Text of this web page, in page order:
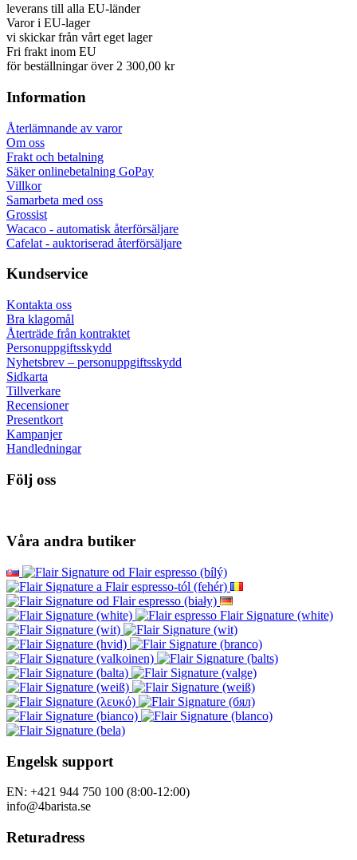
leverans till alla EU-länder
Varor i EU-lager
vi skickar från vårt eget lager
Fri frakt inom EU
för beställningar över 2 300,00 kr
Information
Återlämnande av varor
Om oss
Frakt och betalning
Säker onlinebetalning GoPay
Villkor
Samarbeta med oss
Grossist
Wacaco - automatisk återförsäljare
Cafelat - auktoriserad återförsäljare
Kundservice
Kontakta oss
Bra klagomål
Återträde från kontraktet
Personuppgiftsskydd
Nyhetsbrev – personuppgiftsskydd
Sidkarta
Tillverkare
Recensioner
Presentkort
Kampanjer
Handledningar
Följ oss
Våra andra butiker
Engelsk support
EN: +421 944 750 100 (8:00-12:00)
info@4barista.se
Returadress